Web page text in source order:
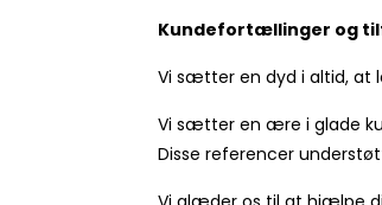
Kundefortællinger og
Vi sætter en dyd i altid, at
Vi sætter en ære i glade
Disse referencer